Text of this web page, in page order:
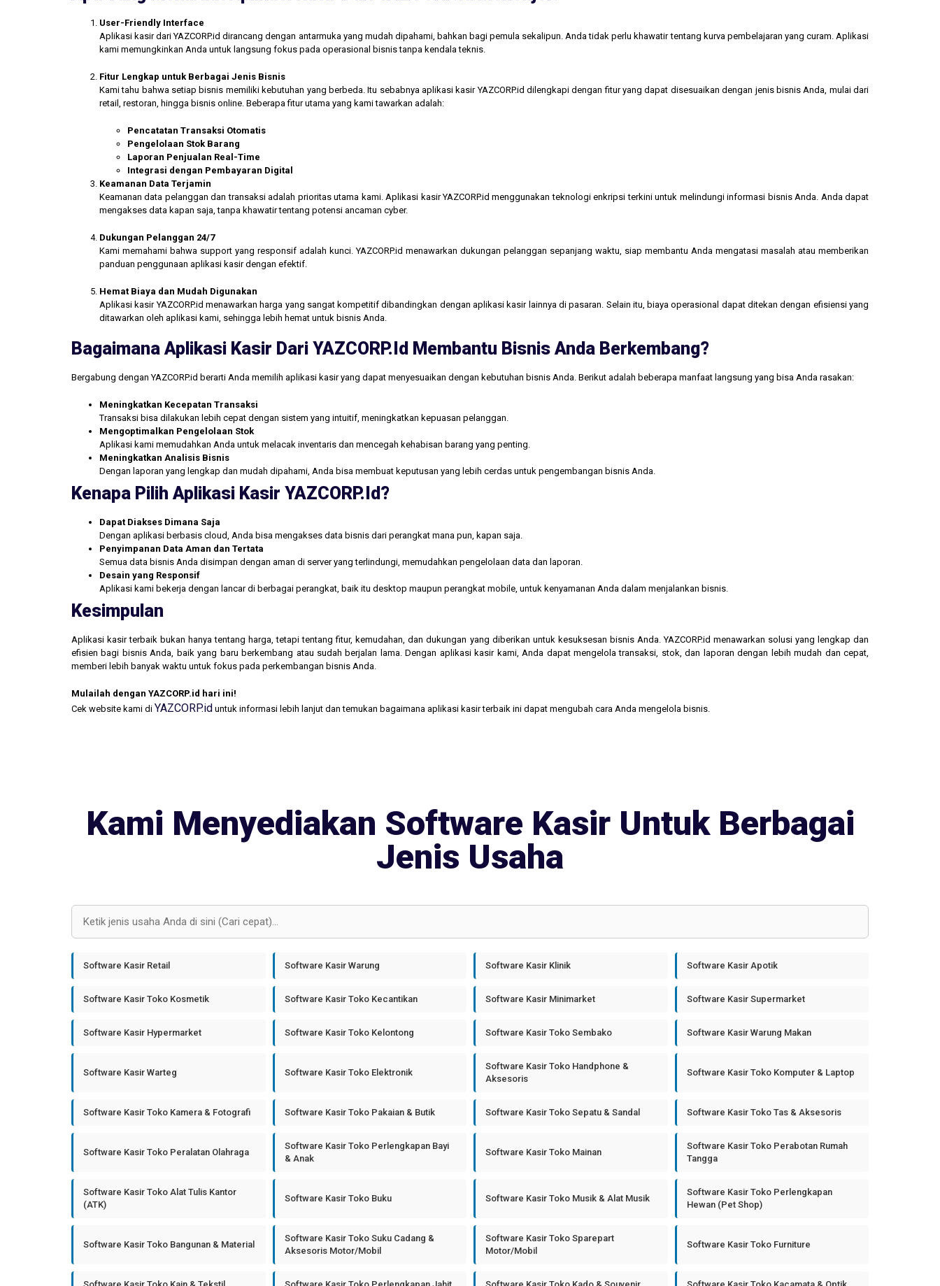
User-Friendly Interface
Aplikasi kasir dari YAZCORP.id dirancang dengan antarmuka yang mudah dipahami, bahkan bagi pemula sekalipun. Anda tidak perlu khawatir tentang kurva pembelajaran yang curam. Aplikasi
kami memungkinkan Anda untuk langsung fokus pada operasional bisnis tanpa kendala teknis.
Fitur Lengkap untuk Berbagai Jenis Bisnis
Kami tahu bahwa setiap bisnis memiliki kebutuhan yang berbeda. Itu sebabnya aplikasi kasir YAZCORP.id dilengkapi dengan fitur yang dapat disesuaikan dengan jenis bisnis Anda, mulai dari
retail, restoran, hingga bisnis online. Beberapa fitur utama yang kami tawarkan adalah:
Pencatatan Transaksi Otomatis
Pengelolaan Stok Barang
Laporan Penjualan Real-Time
Integrasi dengan Pembayaran Digital
Keamanan Data Terjamin
Keamanan data pelanggan dan transaksi adalah prioritas utama kami. Aplikasi kasir YAZCORP.id menggunakan teknologi enkripsi terkini untuk melindungi informasi bisnis Anda. Anda dapat
mengakses data kapan saja, tanpa khawatir tentang potensi ancaman cyber.
Dukungan Pelanggan 24/7
Kami memahami bahwa support yang responsif adalah kunci. YAZCORP.id menawarkan dukungan pelanggan sepanjang waktu, siap membantu Anda mengatasi masalah atau memberikan
panduan penggunaan aplikasi kasir dengan efektif.
Hemat Biaya dan Mudah Digunakan
Aplikasi kasir YAZCORP.id menawarkan harga yang sangat kompetitif dibandingkan dengan aplikasi kasir lainnya di pasaran. Selain itu, biaya operasional dapat ditekan dengan efisiensi yang
ditawarkan oleh aplikasi kami, sehingga lebih hemat untuk bisnis Anda.
Bagaimana Aplikasi Kasir Dari YAZCORP.id Membantu Bisnis Anda Berkembang?
Bergabung dengan YAZCORP.id berarti Anda memilih aplikasi kasir yang dapat menyesuaikan dengan kebutuhan bisnis Anda. Berikut adalah beberapa manfaat langsung yang bisa Anda rasakan:
Meningkatkan Kecepatan Transaksi
Transaksi bisa dilakukan lebih cepat dengan sistem yang intuitif, meningkatkan kepuasan pelanggan.
Mengoptimalkan Pengelolaan Stok
Aplikasi kami memudahkan Anda untuk melacak inventaris dan mencegah kehabisan barang yang penting.
Meningkatkan Analisis Bisnis
Dengan laporan yang lengkap dan mudah dipahami, Anda bisa membuat keputusan yang lebih cerdas untuk pengembangan bisnis Anda.
Kenapa Pilih Aplikasi Kasir YAZCORP.id?
Dapat Diakses Dimana Saja
Dengan aplikasi berbasis cloud, Anda bisa mengakses data bisnis dari perangkat mana pun, kapan saja.
Penyimpanan Data Aman dan Tertata
Semua data bisnis Anda disimpan dengan aman di server yang terlindungi, memudahkan pengelolaan data dan laporan.
Desain yang Responsif
Aplikasi kami bekerja dengan lancar di berbagai perangkat, baik itu desktop maupun perangkat mobile, untuk kenyamanan Anda dalam menjalankan bisnis.
Kesimpulan
Aplikasi kasir terbaik bukan hanya tentang harga, tetapi tentang fitur, kemudahan, dan dukungan yang diberikan untuk kesuksesan bisnis Anda. YAZCORP.id menawarkan solusi yang lengkap dan
efisien bagi bisnis Anda, baik yang baru berkembang atau sudah berjalan lama. Dengan aplikasi kasir kami, Anda dapat mengelola transaksi, stok, dan laporan dengan lebih mudah dan cepat,
memberi lebih banyak waktu untuk fokus pada perkembangan bisnis Anda.
Mulailah dengan YAZCORP.id hari ini!
Cek website kami di YAZCORP.id untuk informasi lebih lanjut dan temukan bagaimana aplikasi kasir terbaik ini dapat mengubah cara Anda mengelola bisnis.
Kami Menyediakan Software Kasir Untuk Berbagai
Jenis Usaha
Software Kasir Retail Software Kasir Warung Software Kasir Klinik Software Kasir Apotik
Software Kasir Toko Kosmetik Software Kasir Toko Kecantikan Software Kasir Minimarket Software Kasir Supermarket
Software Kasir Hypermarket Software Kasir Toko Kelontong Software Kasir Toko Sembako Software Kasir Warung Makan
Software Kasir Warteg Software Kasir Toko Elektronik
Software Kasir Toko Handphone &
Aksesoris
Software Kasir Toko Komputer & Laptop
Software Kasir Toko Kamera & Fotografi Software Kasir Toko Pakaian & Butik Software Kasir Toko Sepatu & Sandal Software Kasir Toko Tas & Aksesoris
Software Kasir Toko Peralatan Olahraga
Software Kasir Toko Perlengkapan Bayi
& Anak
Software Kasir Toko Mainan
Software Kasir Toko Perabotan Rumah
Tangga
Software Kasir Toko Alat Tulis Kantor
(ATK)
Software Kasir Toko Buku Software Kasir Toko Musik & Alat Musik
Software Kasir Toko Perlengkapan
Hewan (Pet Shop)
Software Kasir Toko Bangunan & Material
Software Kasir Toko Suku Cadang &
Aksesoris Motor/Mobil
Software Kasir Toko Sparepart
Motor/Mobil
Software Kasir Toko Furniture